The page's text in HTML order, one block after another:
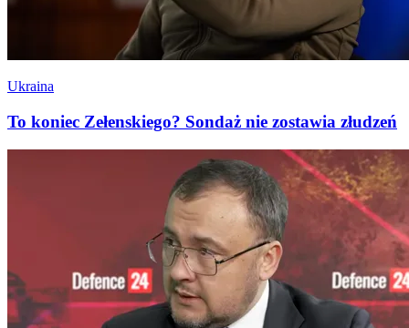
Ukraina
To koniec Zełenskiego? Sondaż nie zostawia złudzeń